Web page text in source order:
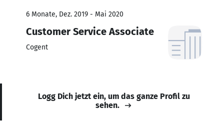
6 Monate, Dez. 2019 - Mai 2020
Customer Service Associate
Cogent
Logg Dich jetzt ein, um das ganze Profil zu
sehen.